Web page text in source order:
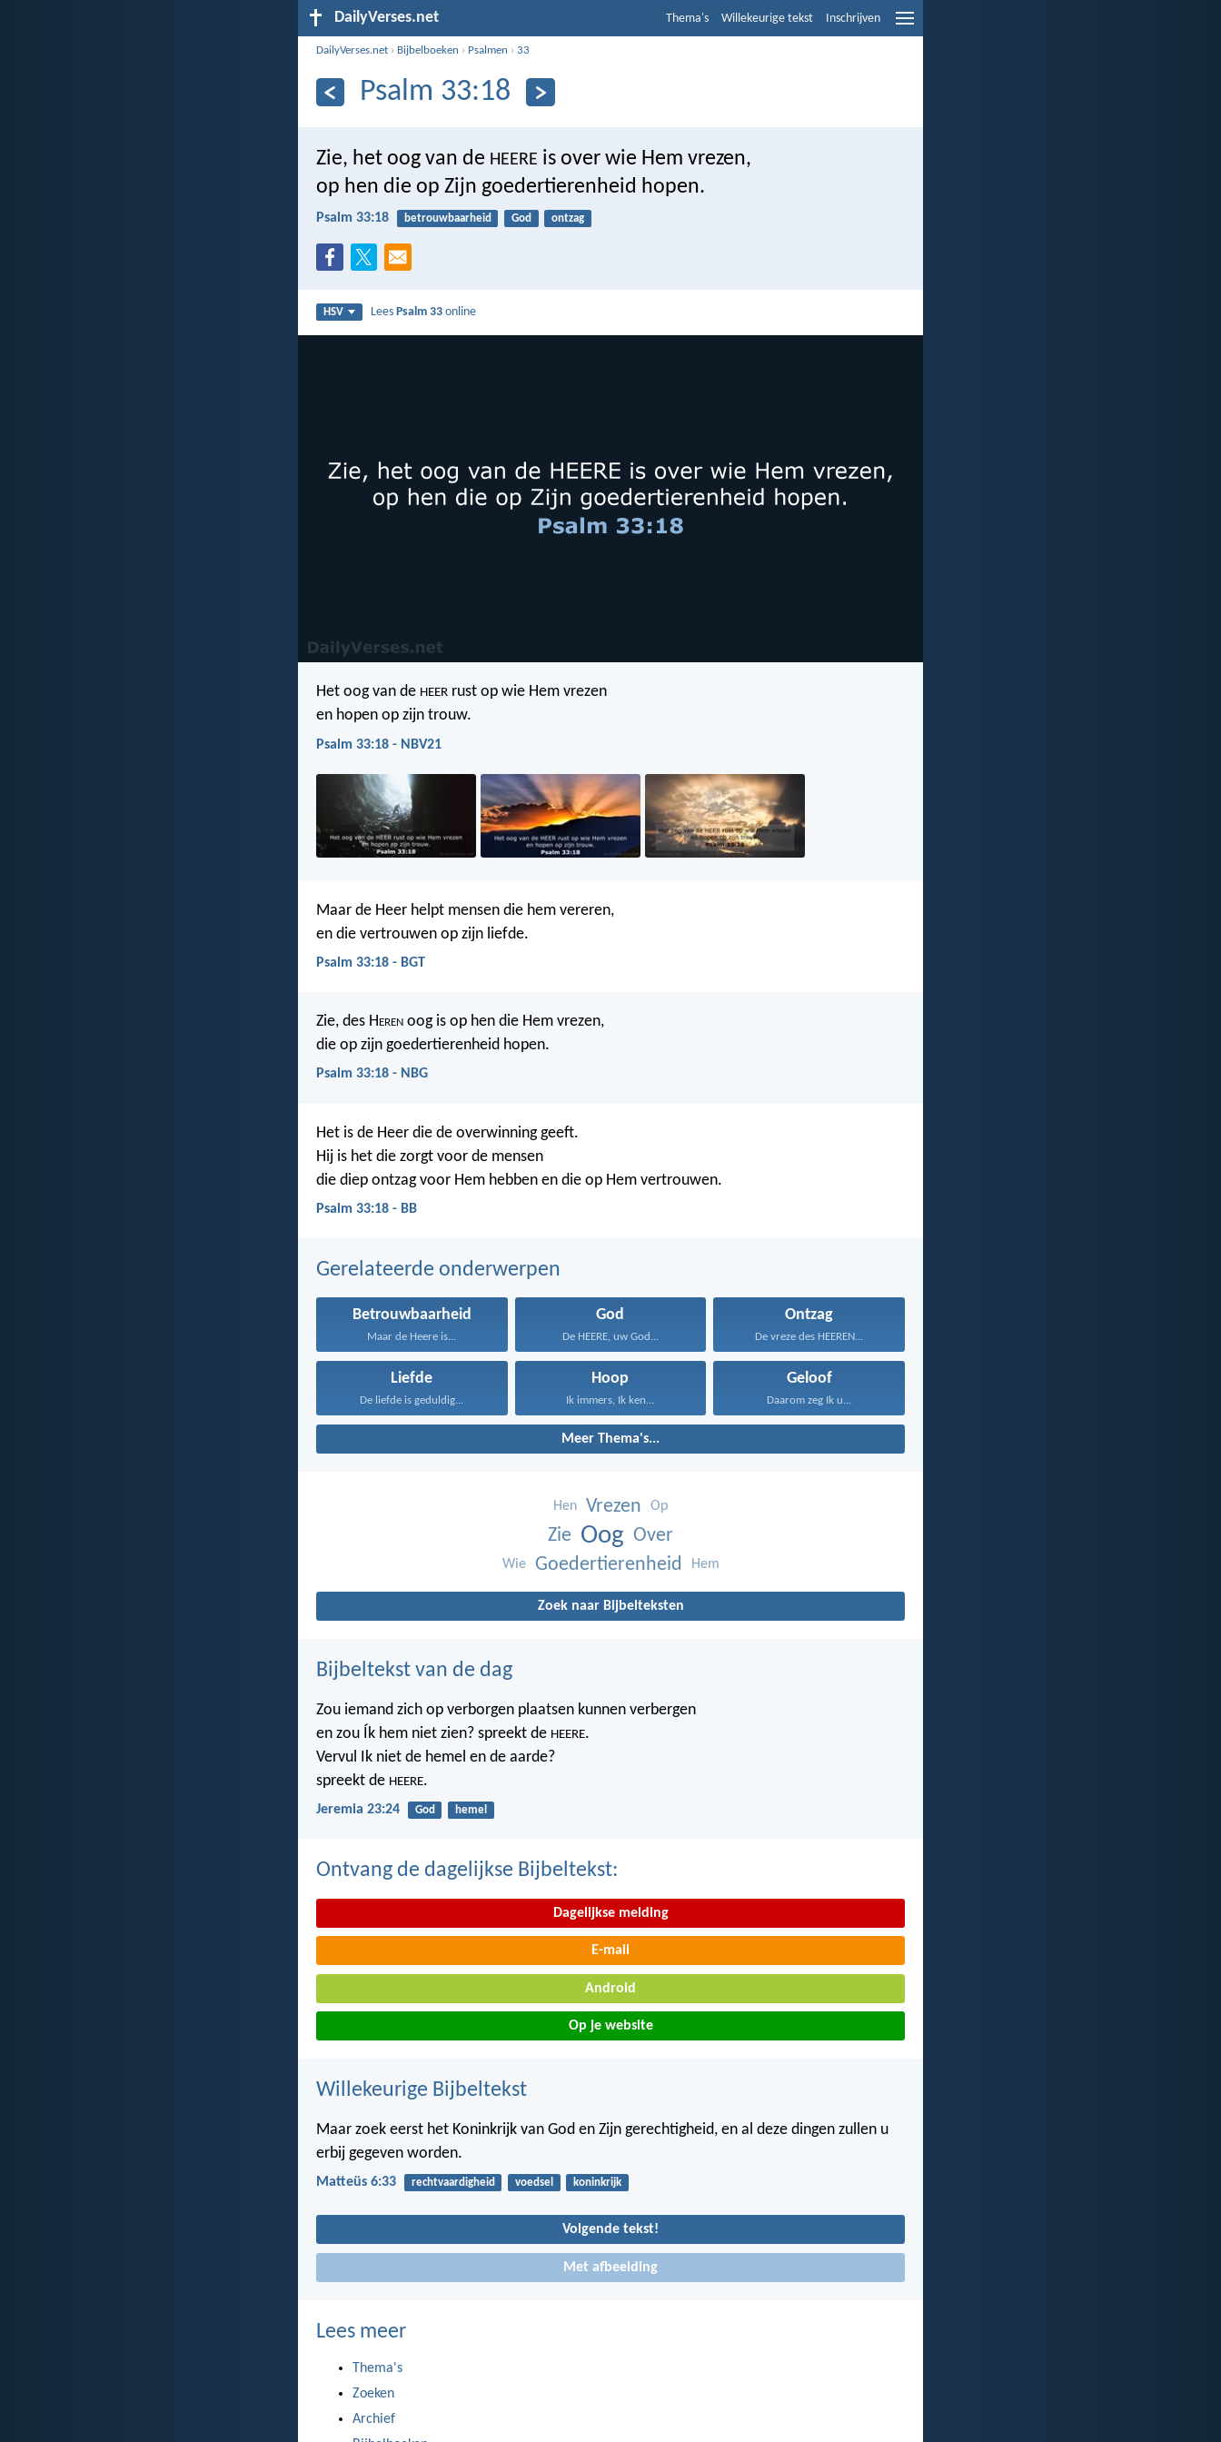
DailyVerses.net Thema's Willekeurige tekst Inschrijven
DailyVerses.net › Bijbelboeken › Psalmen ›33
Psalm 33:18
Zie, het oog van de HEERE is over wie Hem vrezen,
op hen die op Zijn goedertierenheid hopen.
Psalm 33:18 betrouwbaarheid God ontzag
HSV LeesPsalm 33 online
Het oog van de HEER rust op wie Hem vrezen
en hopen op zijn trouw.
Psalm 33:18 - NBV21
Maar de Heer helpt mensen die hem vereren,
en die vertrouwen op zijn liefde.
Psalm 33:18 - BGT
Zie, des Heren oog is op hen die Hem vrezen,
die op zijn goedertierenheid hopen.
Psalm 33:18 - NBG
Het is de Heer die de overwinning geeft.
Hij is het die zorgt voor de mensen
die diep ontzag voor Hem hebben en die op Hem vertrouwen.
Psalm 33:18 - BB
Gerelateerde onderwerpen
Betrouwbaarheid
Maar de Heere is...
God
De HEERE, uw God...
Ontzag
De vreze des HEEREN...
Liefde
De liefde is geduldig...
Hoop
Ik immers, Ik ken...
Geloof
Daarom zeg Ik u...
Meer Thema's...
Hen Vrezen Op
Zie Oog Over
Wie Goedertierenheid Hem
Zoek naar Bijbelteksten
Bijbeltekst van de dag
Zou iemand zich op verborgen plaatsen kunnen verbergen
en zou Ík hem niet zien? spreekt de HEERE.
Vervul Ik niet de hemel en de aarde?
spreekt de HEERE.
Jeremia 23:24 God hemel
Ontvang de dagelijkse Bijbeltekst:
Dagelijkse melding
E-mail
Android
Op je website
Willekeurige Bijbeltekst
Maar zoek eerst het Koninkrijk van God en Zijn gerechtigheid, en al deze dingen zullen u
erbij gegeven worden.
Matteüs 6:33 rechtvaardigheid voedsel koninkrijk
Volgende tekst!
Met afbeelding
Lees meer
Thema's
Zoeken
Archief